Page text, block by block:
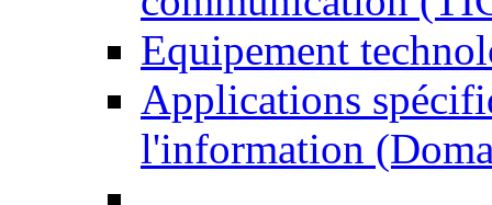
Equipement
Applications
l'information